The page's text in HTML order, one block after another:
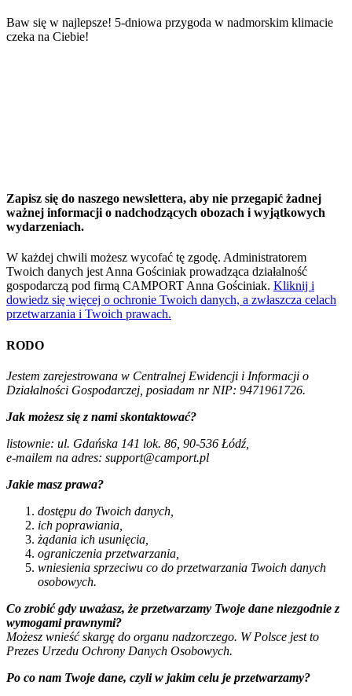
Baw się w najlepsze! 5-dniowa przygoda w nadmorskim klimacie
czeka na Ciebie!
Zapisz się do naszego newslettera, aby nie przegapić żadnej
ważnej informacji o nadchodzących obozach i wyjątkowych
wydarzeniach.
W każdej chwili możesz wycofać tę zgodę. Administratorem
Twoich danych jest Anna Gościniak prowadząca działalność
gospodarczą pod firmą CAMPORT Anna Gościniak. Kliknij i
dowiedz się więcej o ochronie Twoich danych, a zwłaszcza celach
przetwarzania i Twoich prawach.
RODO
Jestem zarejestrowana w Centralnej Ewidencji i Informacji o
Działalności Gospodarczej, posiadam nr NIP: 9471961726.
Jak możesz się z nami skontaktować?
listownie: ul. Gdańska 141 lok. 86, 90-536 Łódź,
e-mailem na adres: support@camport.pl
Jakie masz prawa?
dostępu do Twoich danych,
ich poprawiania,
żądania ich usunięcia,
ograniczenia przetwarzania,
wniesienia sprzeciwu co do przetwarzania Twoich danych
osobowych.
Co zrobić gdy uważasz, że przetwarzamy Twoje dane niezgodnie z
wymogami prawnymi?
Możesz wnieść skargę do organu nadzorczego. W Polsce jest to
Prezes Urzedu Ochrony Danych Osobowych.
Po co nam Twoje dane, czyli w jakim celu je przetwarzamy?